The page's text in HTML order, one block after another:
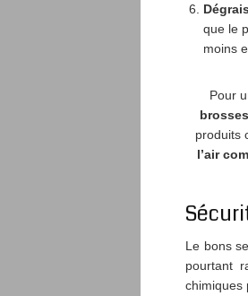
que le
moins
Pour
produits
l’air
Le bons
pourtant
chimiques